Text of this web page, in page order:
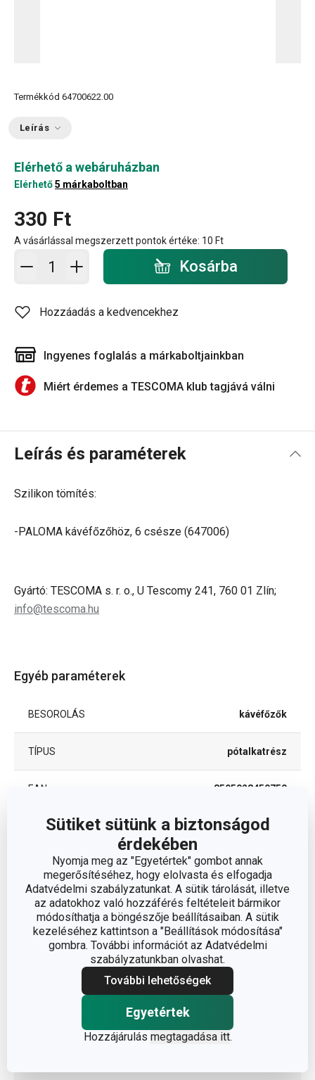
Sütiket sütünk a biztonságod
érdekében
Nyomja meg az "Egyetértek" gombot annak
megerősítéséhez, hogy elolvasta és elfogadja
Adatvédelmi szabályzatunkat. A sütik tárolását, illetve
az adatokhoz való hozzáférés feltételeit bármikor
módosíthatja a böngészője beállításaiban. A sütik
kezeléséhez kattintson a "Beállítások módosítása"
gombra. További információt az Adatvédelmi
szabályzatunkban olvashat.
További lehetőségek
Egyetértek
Hozzájárulás megtagadása itt.
Termékkód 64700622.00
Leírás
Elérhető a webáruházban
Elérhető5 márkaboltban
330 Ft
A vásárlással megszerzett pontok értéke: 10 Ft
Kosárba - mennyiség Kosárba
Hozzáadás a kedvencekhez
Ingyenes foglalás a márkaboltjainkban
Miért érdemes a TESCOMA klub tagjává válni
Leírás és paraméterek
Szilikon tömítés:
-PALOMA kávéfőzőhöz, 6 csésze (647006)
Gyártó: TESCOMA s. r. o., U Tescomy 241, 760 01 Zlín;
info@tescoma.hu
Egyéb paraméterek
BESOROLÁS kávéfőzők
TÍPUS pótalkatrész
EAN 8595028450750
SZÉLESSÉG (CM) 8.000
MAGASSÁG (CM) 0.400
HOSSZÚSÁG (CM)
SÚLYA, BELEÉRTVE A CSOMAGOLÁST (KG)
INNER BOX B2B VÁSÁRLÓKNAK (DB)